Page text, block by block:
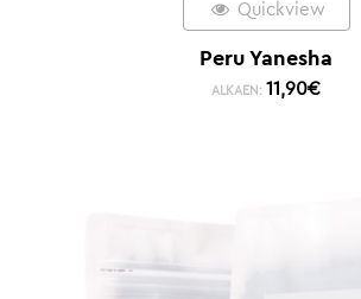
Quickview
Peru Yanesha
ALKAEN: 11,90€